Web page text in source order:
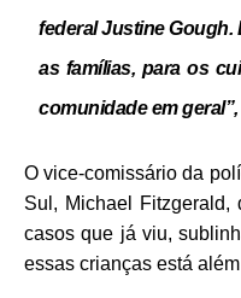
federal Justine Gough.
as famílias, para os
comunidade em
O vice-comissário da
Sul, Michael
casos que já viu,
essas crianças está